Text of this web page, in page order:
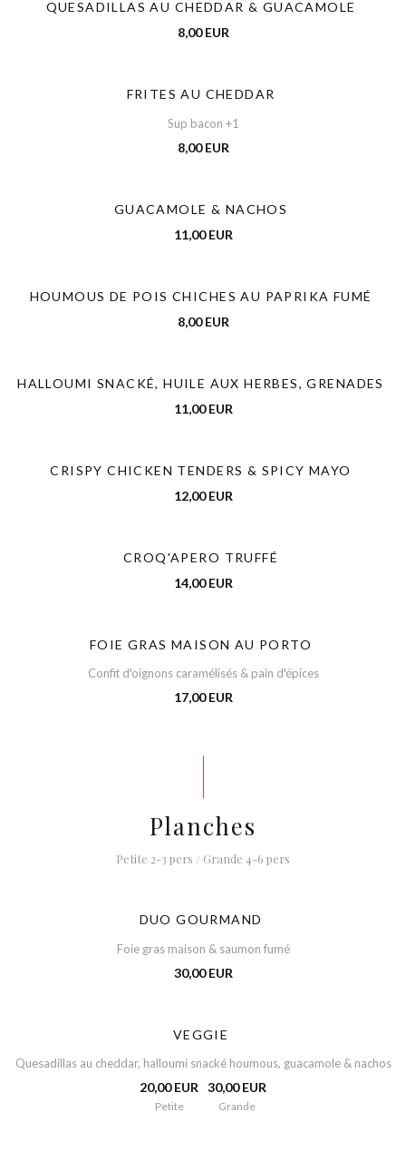
QUESADILLAS AU CHEDDAR & GUACAMOLE
8,00 EUR
FRITES AU CHEDDAR
Sup bacon +1
8,00 EUR
GUACAMOLE & NACHOS
11,00 EUR
HOUMOUS DE POIS CHICHES AU PAPRIKA FUMÉ
8,00 EUR
HALLOUMI SNACKÉ, HUILE AUX HERBES, GRENADES
11,00 EUR
CRISPY CHICKEN TENDERS & SPICY MAYO
12,00 EUR
CROQ'APERO TRUFFÉ
14,00 EUR
FOIE GRAS MAISON AU PORTO
Confit d'oignons caramélisés & pain d'épices
17,00 EUR
Planches
Petite 2-3 pers / Grande 4-6 pers
DUO GOURMAND
Foie gras maison & saumon fumé
30,00 EUR
VEGGIE
Quesadillas au cheddar, halloumi snacké houmous, guacamole & nachos
20,00 EUR
Petite
30,00 EUR
Grande